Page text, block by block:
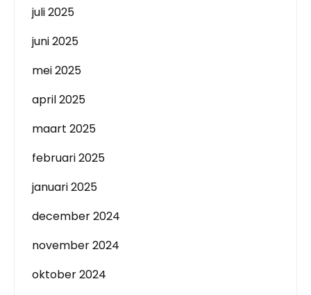
juli 2025
juni 2025
mei 2025
april 2025
maart 2025
februari 2025
januari 2025
december 2024
november 2024
oktober 2024